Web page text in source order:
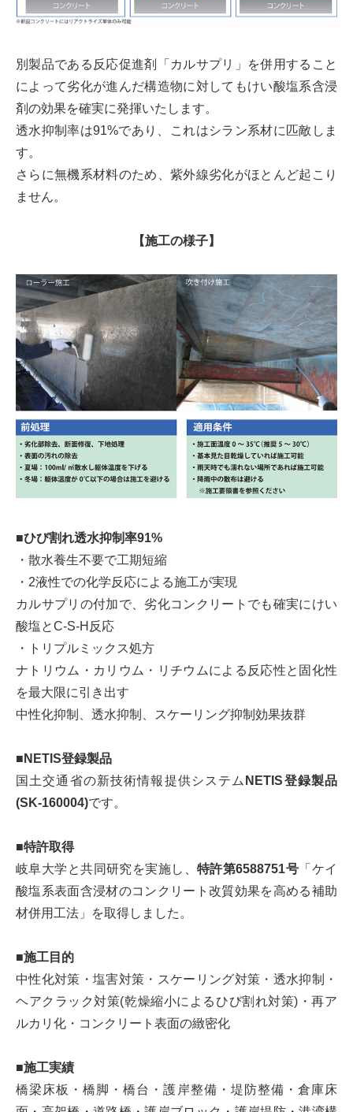
別製品である反応促進剤「カルサプリ」を併用すること
によって劣化が進んだ構造物に対してもけい酸塩系含浸
剤の効果を確実に発揮いたします。
透水抑制率は91%であり、これはシラン系材に匹敵しま
す。
さらに無機系材料のため、紫外線劣化がほとんど起こり
ません。
【施工の様子】
■ひび割れ透水抑制率91%
・散水養生不要で工期短縮
・2液性での化学反応による施工が実現
カルサプリの付加で、劣化コンクリートでも確実にけい
酸塩とC-S-H反応
・トリプルミックス処方
ナトリウム・カリウム・リチウムによる反応性と固化性
を最大限に引き出す
中性化抑制、透水抑制、スケーリング抑制効果抜群
■NETIS登録製品
国土交通省の新技術情報提供システム NETIS登録製品
(SK-160004)です。
■特許取得
岐阜大学と共同研究を実施し、 特許第6588751号 「ケイ
酸塩系表面含浸材のコンクリート改質効果を高める補助
材併用工法」を取得しました。
■施工目的
中性化対策・塩害対策・スケーリング対策・透水抑制・
ヘアクラック対策(乾燥縮小によるひび割れ対策)・再ア
ルカリ化・コンクリート表面の緻密化
■施工実績
橋梁床板・橋脚・橋台・護岸整備・堤防整備・倉庫床